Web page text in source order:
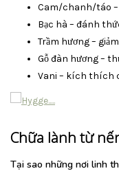
Cam/chanh/táo –
Bạc hà – đánh
Trầm hương –
Gỗ đàn hương –
Vani – kích thích
Chữa lành từ
Tại sao những nơi linh